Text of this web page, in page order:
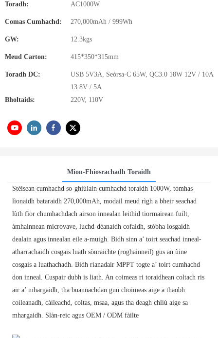
Toradh: AC1000W
Comas Cumhachd: 270,000mAh / 999Wh
GW: 12.3kgs
Meud Carton: 415*350*315mm
Toradh DC:
USB 5V3A, Seòrsa-C 65W, QC3.0 18W 12V / 10A
13.8V / 5A
Bholtaids:
220V, 110V
Mion-Fhiosrachadh Toraidh
Stèisean cumhachd so-ghiùlain cumhachd toraidh 1000W, tomhas-
lìonaidh bataraidh 270,000mAh, modail meud rìgh a bheir seachad
lùth fìor chumhachdach airson innealan leithid tiormairean fuilt,
àmhainnean microvave, luchd-dèanaidh cofaidh, stòbha losgaidh
dealain agus innealan eile a-muigh. Bidh sinn a’ toirt seachad inneal-
atharrachaidh cosgais luath sònraichte (roghainneil) gus an ùine
cosgais a luathachadh. Bidh rianadair MPPT togte a’ toirt cumhachd
don inneal. Cuspair dubh is liath. An coimeas ri toraidhean coltach ris
air a’ mhargaidh, tha buannachdan gun choimeas aige a thaobh
coileanadh, càileachd, coltas, msaa, agus tha deagh chliù aige sa
mhargaidh. Slàn-reic agus OEM / ODM fàilte